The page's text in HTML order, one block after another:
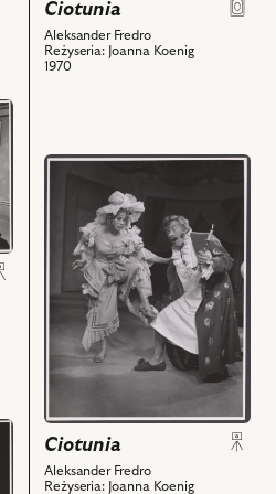
Ciotunia
Aleksander Fredro
Reżyseria: Joanna Koenig
1970
przejdź
obiektu
Ciotunia,
zdjęciu:
Justyna
Kreczmarowa
Jasiukiewicz
-
Ciotunia
Aleksander Fredro
Reżyseria: Joanna Koenig